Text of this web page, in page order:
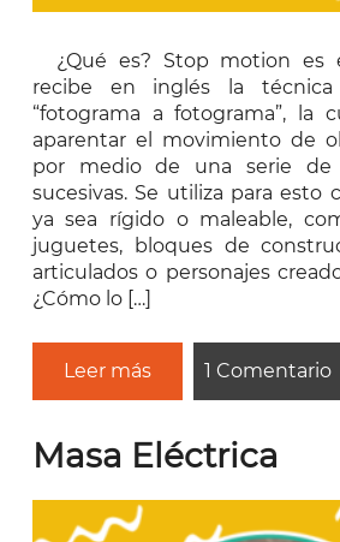
¿Qué es? Stop motion es
recibe en inglés la técnica
“fotograma a fotograma”, la
aparentar el movimiento de
por medio de una serie de
sucesivas. Se utiliza para esto
ya sea rígido o maleable,
juguetes, bloques de
articulados o personajes
¿Cómo lo […]
Leer más 1 Comentario
Masa Eléctrica